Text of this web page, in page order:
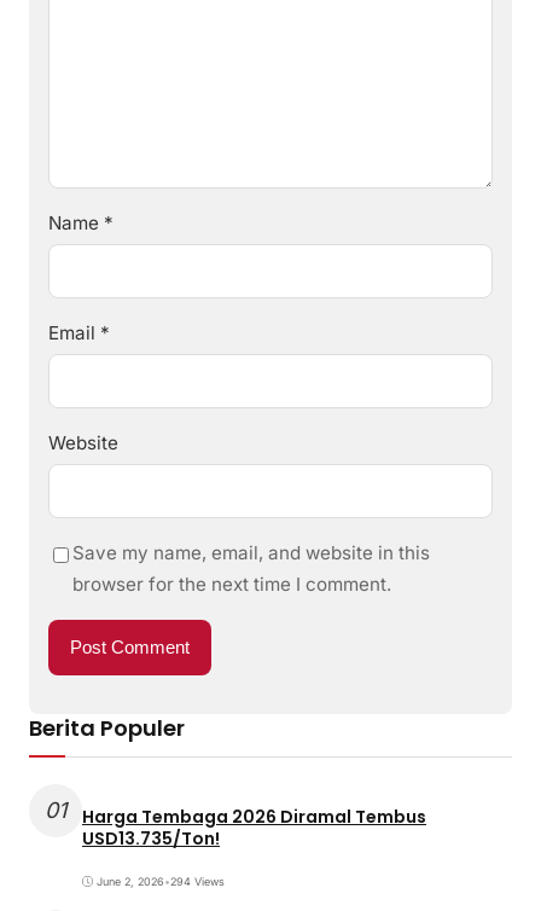
Name *
Email *
Website
Save my name, email, and website in this
browser for the next time I comment.
Berita Populer
01
Harga Tembaga 2026 Diramal Tembus
USD13.735/Ton!
June 2, 2026•294 Views